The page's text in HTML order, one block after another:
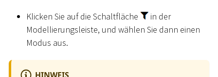
Klicken Sie auf die Schaltfläche
in der
Modellierungsleiste, und wählen Sie dann einen
Modus aus.